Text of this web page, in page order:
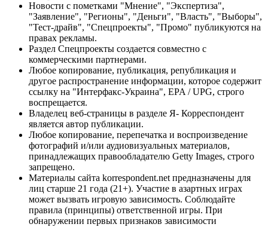
Новости с пометками "Мнение", "Экспертиза",
"Заявление", "Регионы", "Деньги", "Власть", "Выборы",
"Тест-драйв", "Спецпроекты", "Промо" публикуются на
правах рекламы.
Раздел Спецпроекты создается совместно с
коммерческими партнерами.
Любое копирование, публикация, републикация и
другое распространение информации, которое содержит
ссылку на "Интерфакс-Украина", EPA / UPG, строго
воспрещается.
Владелец веб-страницы в разделе Я- Корреспондент
является автор публикации.
Любое копирование, перепечатка и воспроизведение
фотографий и/или аудиовизуальных материалов,
принадлежащих правообладателю Getty Images, строго
запрещено.
Материалы сайта korrespondent.net предназначены для
лиц старше 21 года (21+). Участие в азартных играх
может вызвать игровую зависимость. Соблюдайте
правила (принципы) ответственной игры. При
обнаружении первых признаков зависимости